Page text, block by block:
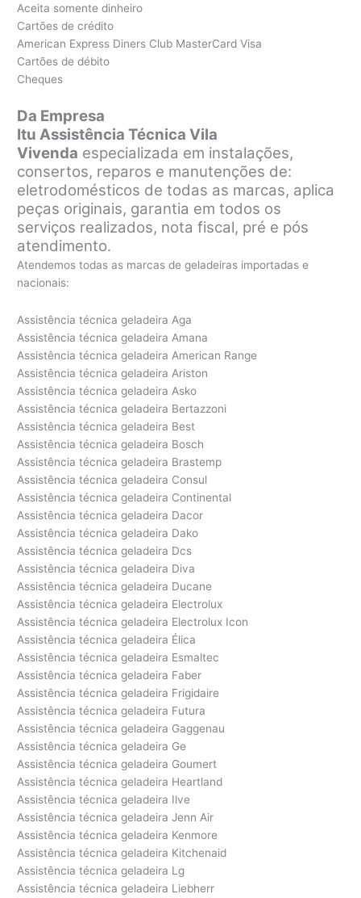
Aceita somente dinheiro
Cartões de crédito
American Express Diners Club MasterCard Visa
Cartões de débito
Cheques
Da Empresa
Itu Assistência Técnica Vila
Vivenda especializada em instalações,
consertos, reparos e manutenções de:
eletrodomésticos de todas as marcas, aplica
peças originais, garantia em todos os
serviços realizados, nota fiscal, pré e pós
atendimento.
Atendemos todas as marcas de geladeiras importadas e
nacionais:
Assistência técnica geladeira Aga
Assistência técnica geladeira Amana
Assistência técnica geladeira American Range
Assistência técnica geladeira Ariston
Assistência técnica geladeira Asko
Assistência técnica geladeira Bertazzoni
Assistência técnica geladeira Best
Assistência técnica geladeira Bosch
Assistência técnica geladeira Brastemp
Assistência técnica geladeira Consul
Assistência técnica geladeira Continental
Assistência técnica geladeira Dacor
Assistência técnica geladeira Dako
Assistência técnica geladeira Dcs
Assistência técnica geladeira Diva
Assistência técnica geladeira Ducane
Assistência técnica geladeira Electrolux
Assistência técnica geladeira Electrolux Icon
Assistência técnica geladeira Élica
Assistência técnica geladeira Esmaltec
Assistência técnica geladeira Faber
Assistência técnica geladeira Frigidaire
Assistência técnica geladeira Futura
Assistência técnica geladeira Gaggenau
Assistência técnica geladeira Ge
Assistência técnica geladeira Goumert
Assistência técnica geladeira Heartland
Assistência técnica geladeira Ilve
Assistência técnica geladeira Jenn Air
Assistência técnica geladeira Kenmore
Assistência técnica geladeira Kitchenaid
Assistência técnica geladeira Lg
Assistência técnica geladeira Liebherr